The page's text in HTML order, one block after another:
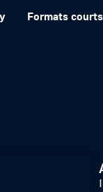
Formats courts
sur